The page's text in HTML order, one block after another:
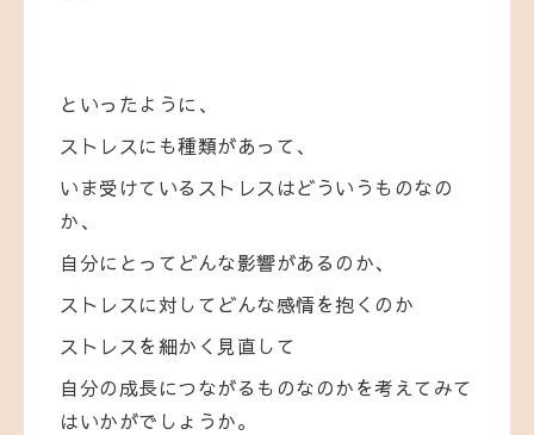
といったように、
ストレスにも種類があって、
いま受けているストレスはどういうものなの
か、
自分にとってどんな影響があるのか、
ストレスに対してどんな感情を抱くのか
ストレスを細かく見直して
自分の成長につながるものなのかを考えてみて
はいかがでしょうか。